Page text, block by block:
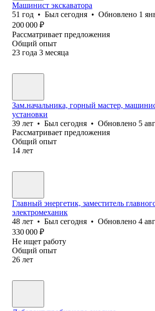
Машинист экскаватора
51 год • Был сегодня • Обновлено 1
200 000 ₽
Рассматривает предложения
Общий опыт
23 года 3 месяца
Зам.начальника, горный мастер,
установки
39 лет • Был сегодня • Обновлено 5
Рассматривает предложения
Общий опыт
14 лет
Главный энергетик, заместитель
электромеханик
48 лет • Был сегодня • Обновлено 4
330 000 ₽
Не ищет работу
Общий опыт
26 лет